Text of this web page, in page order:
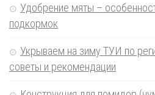
Удобрение мяты –
подкормок
Укрываем на зиму ТУИ по
советы и рекомендации